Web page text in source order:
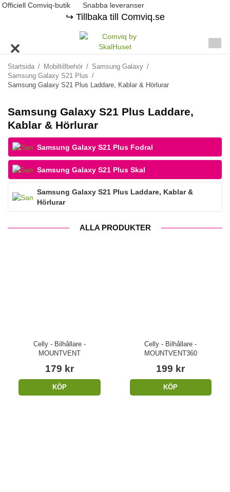
Officiell Comviq-butik Snabba leveranser
↪️ Tillbaka till Comviq.se
Startsida / Mobiltillbehör / Samsung Galaxy /
Samsung Galaxy S21 Plus /
Samsung Galaxy S21 Plus Laddare, Kablar & Hörlurar
Samsung Galaxy S21 Plus Laddare,
Kablar & Hörlurar
Samsung Galaxy S21 Plus Fodral
Samsung Galaxy S21 Plus Skal
Samsung Galaxy S21 Plus Laddare, Kablar &
Hörlurar
ALLA PRODUKTER
Celly - Bilhållare -
MOUNTVENT
179 kr
KÖP
Celly - Bilhållare -
MOUNTVENT360
199 kr
KÖP